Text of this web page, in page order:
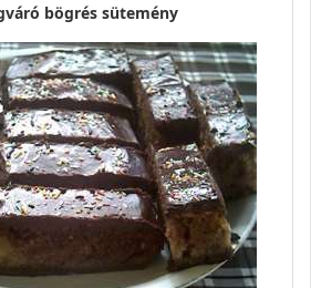
bögrés sütemény